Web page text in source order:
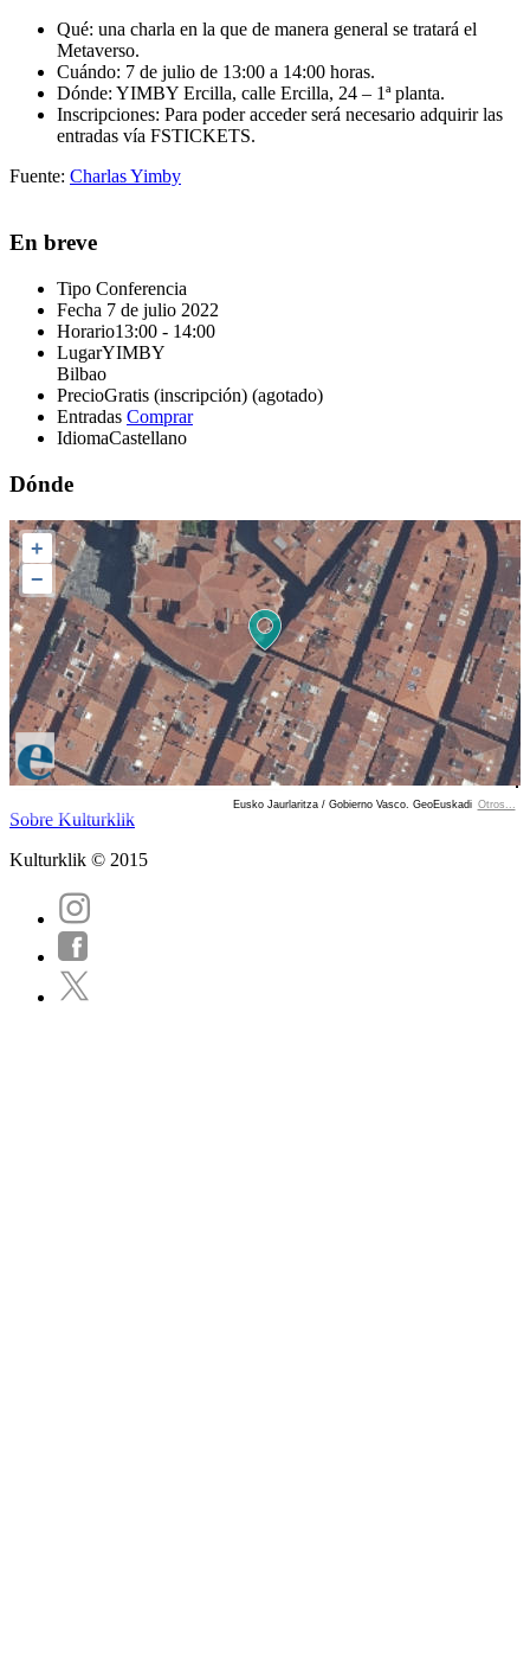
Qué: una charla en la que de manera general se tratará el
Metaverso.
Cuándo: 7 de julio de 13:00 a 14:00 horas.
Dónde: YIMBY Ercilla, calle Ercilla, 24 – 1ª planta.
Inscripciones: Para poder acceder será necesario adquirir las
entradas vía FSTICKETS.
Fuente: Charlas Yimby
En breve
Tipo Conferencia
Fecha 7 de julio 2022
Horario13:00 - 14:00
LugarYIMBY
Bilbao
PrecioGratis (inscripción) (agotado)
Entradas Comprar
IdiomaCastellano
Dónde
+
−
Eusko Jaurlaritza / Gobierno Vasco. GeoEuskadi Otros...
Sobre Kulturklik
Kulturklik © 2015